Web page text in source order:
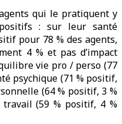
qui le pratiquent y
: sur leur santé
pour 78 % des agents,
4 % et pas d’impact
vie pro / perso (77
psychique (71 % positif,
(64 % positif, 3 %
(59 % positif, 4 %